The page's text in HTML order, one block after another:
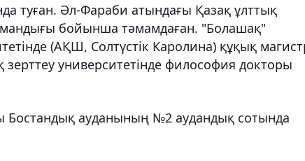
туған. Әл-Фараби атындағы Қазақ ұлттық
бойынша тәмамдаған. "Болашақ"
(АҚШ, Солтүстік Каролина) құқық
зерттеу университетінде философия докторы
ауданының №2 аудандық сотында